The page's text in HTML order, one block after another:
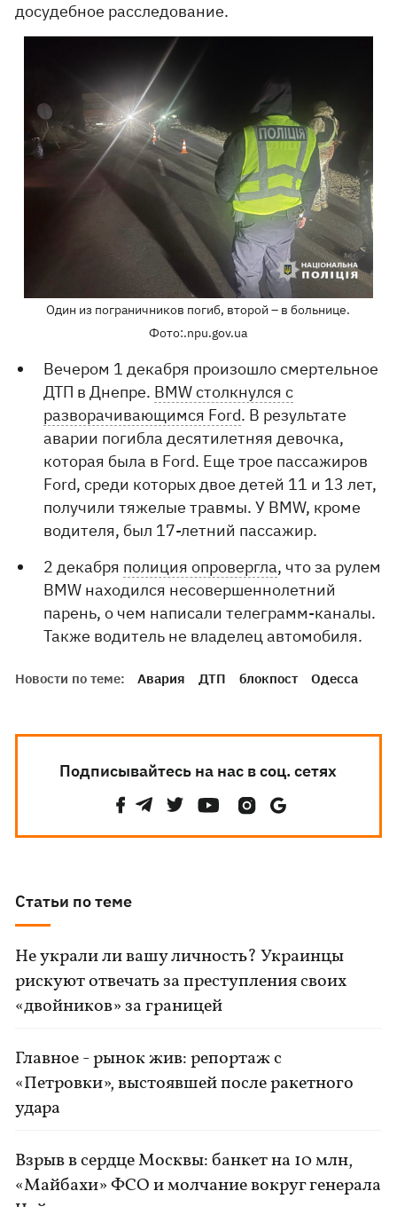
досудебное расследование.
Один из пограничников погиб, второй – в больнице.
Фото:.npu.gov.ua
Вечером 1 декабря произошло смертельное
ДТП в Днепре. BMW столкнулся с
разворачивающимся Ford. В результате
аварии погибла десятилетняя девочка,
которая была в Ford. Еще трое пассажиров
Ford, среди которых двое детей 11 и 13 лет,
получили тяжелые травмы. У BMW, кроме
водителя, был 17-летний пассажир.
2 декабря полиция опровергла, что за рулем
BMW находился несовершеннолетний
парень, о чем написали телеграмм-каналы.
Также водитель не владелец автомобиля.
Новости по теме: Авария ДТП блокпост Одесса
Подписывайтесь на нас в соц. сетях
Статьи по теме
Не украли ли вашу личность? Украинцы
рискуют отвечать за преступления своих
«двойников» за границей
Главное - рынок жив: репортаж с
«Петровки», выстоявшей после ракетного
удара
Взрыв в сердце Москвы: банкет на 10 млн,
«Майбахи» ФСО и молчание вокруг генерала